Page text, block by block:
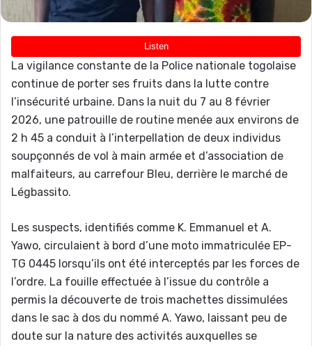
La vigilance constante de la Police nationale togolaise
continue de porter ses fruits dans la lutte contre
l’insécurité urbaine. Dans la nuit du 7 au 8 février
2026, une patrouille de routine menée aux environs de
2 h 45 a conduit à l’interpellation de deux individus
soupçonnés de vol à main armée et d’association de
malfaiteurs, au carrefour Bleu, derrière le marché de
Légbassito.
Les suspects, identifiés comme K. Emmanuel et A.
Yawo, circulaient à bord d’une moto immatriculée EP-
TG 0445 lorsqu’ils ont été interceptés par les forces de
l’ordre. La fouille effectuée à l’issue du contrôle a
permis la découverte de trois machettes dissimulées
dans le sac à dos du nommé A. Yawo, laissant peu de
doute sur la nature des activités auxquelles se